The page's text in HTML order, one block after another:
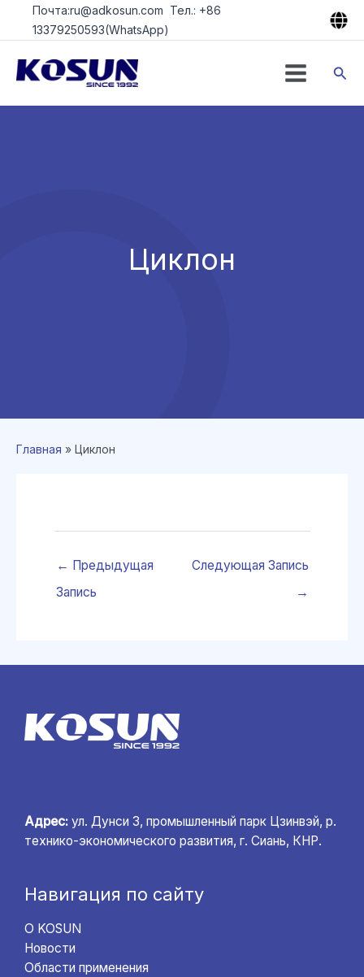
ПерейтиПочта:ru@adkosun.com Тел.: +86
13379250593(WhatsApp)
Циклон
Главная » Циклон
← Предыдущая
Запись
Следующая Запись
→
Адрес: ул. Дунси 3, промышленный парк Цзинвэй, р.
технико-экономического развития, г. Сиань, КНР.
Навигация по сайту
О KOSUN
Новости
Области применения